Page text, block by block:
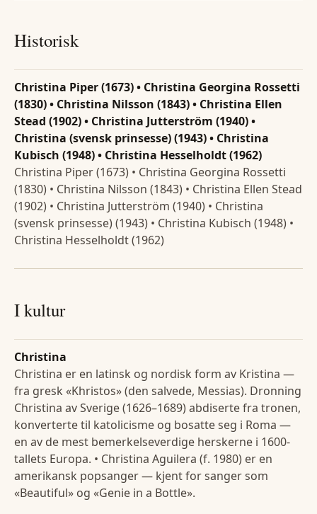
Historisk
Christina Piper (1673) • Christina Georgina Rossetti
(1830) • Christina Nilsson (1843) • Christina Ellen
Stead (1902) • Christina Jutterström (1940) •
Christina (svensk prinsesse) (1943) • Christina
Kubisch (1948) • Christina Hesselholdt (1962)
Christina Piper (1673) • Christina Georgina Rossetti
(1830) • Christina Nilsson (1843) • Christina Ellen Stead
(1902) • Christina Jutterström (1940) • Christina
(svensk prinsesse) (1943) • Christina Kubisch (1948) •
Christina Hesselholdt (1962)
I kultur
Christina
Christina er en latinsk og nordisk form av Kristina —
fra gresk «Khristos» (den salvede, Messias). Dronning
Christina av Sverige (1626–1689) abdiserte fra tronen,
konverterte til katolicisme og bosatte seg i Roma —
en av de mest bemerkelseverdige herskerne i 1600-
tallets Europa. • Christina Aguilera (f. 1980) er en
amerikansk popsanger — kjent for sanger som
«Beautiful» og «Genie in a Bottle».